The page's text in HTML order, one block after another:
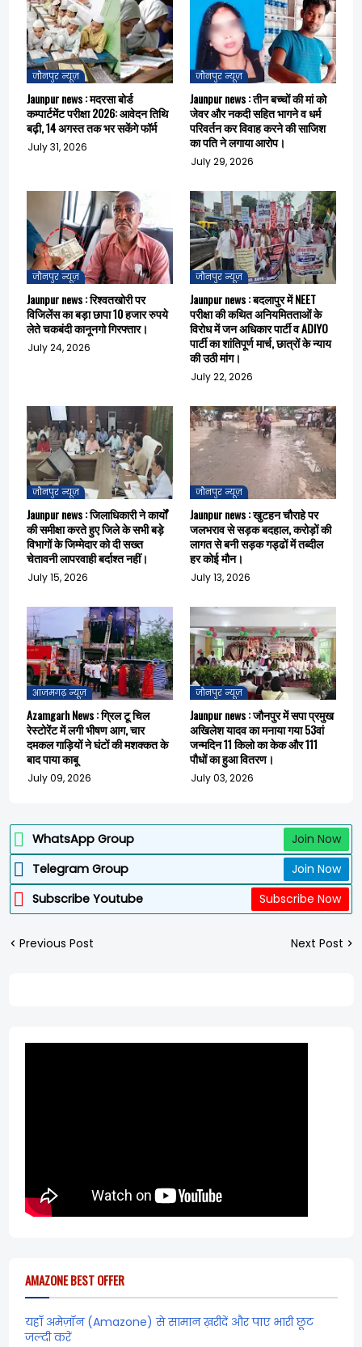
जौनपुर न्यूज़
Jaunpur news : मदरसा बोर्ड
कम्पार्टमेंट परीक्षा 2026: आवेदन तिथि
बढ़ी, 14 अगस्त तक भर सकेंगे फॉर्म
July 31, 2026
जौनपुर न्यूज़
Jaunpur news : तीन बच्चों की मां को
जेवर और नकदी सहित भागने व धर्म
परिवर्तन कर विवाह करने की साजिश
का पति ने लगाया आरोप।
July 29, 2026
जौनपुर न्यूज़
Jaunpur news : रिश्वतखोरी पर
विजिलेंस का बड़ा छापा 10 हजार रुपये
लेते चकबंदी कानूनगो गिरफ्तार।
July 24, 2026
जौनपुर न्यूज़
Jaunpur news : बदलापुर में NEET
परीक्षा की कथित अनियमितताओं के
विरोध में जन अधिकार पार्टी व ADIYO
पार्टी का शांतिपूर्ण मार्च, छात्रों के न्याय
की उठी मांग।
July 22, 2026
जौनपुर न्यूज़
Jaunpur news : जिलाधिकारी ने कार्यों
की समीक्षा करते हुए जिले के सभी बड़े
विभागों के जिम्मेदार को दी सख्त
चेतावनी लापरवाही बर्दाश्त नहीं।
July 15, 2026
जौनपुर न्यूज़
Jaunpur news : खुटहन चौराहे पर
जलभराव से सड़क बदहाल, करोड़ों की
लागत से बनी सड़क गड्ढों में तब्दील
हर कोई मौन।
July 13, 2026
आजमगढ़ न्यूज़
Azamgarh News : ग्रिल टू चिल
रेस्टोरेंट में लगी भीषण आग, चार
दमकल गाड़ियों ने घंटों की मशक्कत के
बाद पाया काबू
July 09, 2026
जौनपुर न्यूज़
Jaunpur news : जौनपुर में सपा प्रमुख
अखिलेश यादव का मनाया गया 53वां
जन्मदिन 11 किलो का केक और 111
पौधों का हुआ वितरण।
July 03, 2026
WhatsApp Group
Join Now
Telegram Group
Join Now
Subscribe Youtube
Subscribe Now
Previous Post Next Post
AMAZONE BEST OFFER
यहाँ अमेज़ॉन (Amazone) से सामान ख़रीदें और पाए भारी छूट
जल्दी करें